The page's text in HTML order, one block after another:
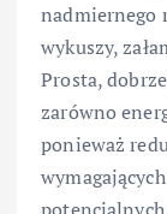
nadmiernego
wykuszy,
Prosta,
zarówno
ponieważ